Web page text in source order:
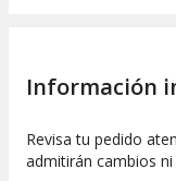
Información
Revisa tu pedido
admitirán cambios ni